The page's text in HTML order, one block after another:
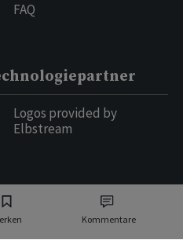
Kommentare
FAQ
Logos provided by
Elbstream